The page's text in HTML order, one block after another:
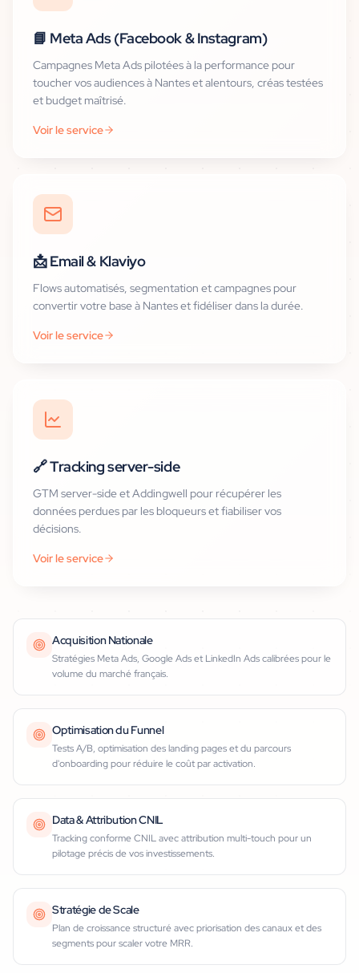
📘 Meta Ads (Facebook & Instagram)
Campagnes Meta Ads pilotées à la performance pour
toucher vos audiences à Nantes et alentours, créas testées
et budget maîtrisé.
Voir le service
📩Email & Klaviyo
Flows automatisés, segmentation et campagnes pour
convertir votre base à Nantes et fidéliser dans la durée.
Voir le service
🔗Tracking server-side
GTM server-side et Addingwell pour récupérer les
données perdues par les bloqueurs et fiabiliser vos
décisions.
Voir le service
Acquisition Nationale
Stratégies Meta Ads, Google Ads et LinkedIn Ads calibrées pour le
volume du marché français.
Optimisation du Funnel
Tests A/B, optimisation des landing pages et du parcours
d'onboarding pour réduire le coût par activation.
Data & Attribution CNIL
Tracking conforme CNIL avec attribution multi-touch pour un
pilotage précis de vos investissements.
Stratégie de Scale
Plan de croissance structuré avec priorisation des canaux et des
segments pour scaler votre MRR.